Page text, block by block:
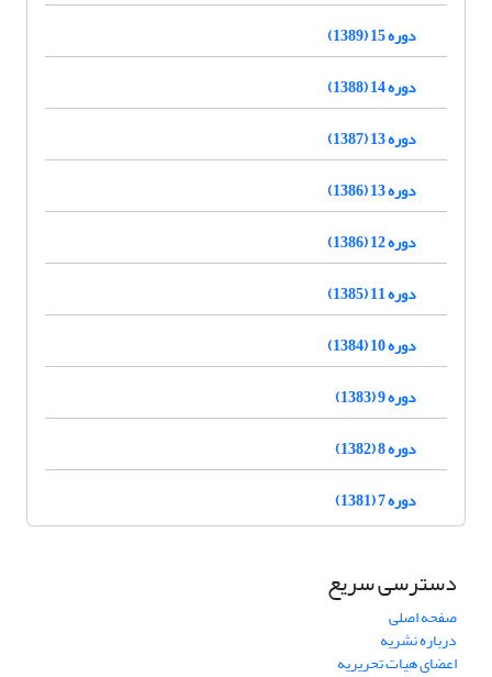
دوره 15 (1389)
دوره 14 (1388)
دوره 13 (1387)
دوره 13 (1386)
دوره 12 (1386)
دوره 11 (1385)
دوره 10 (1384)
دوره 9 (1383)
دوره 8 (1382)
دوره 7 (1381)
دسترسی سریع
صفحه اصلی
درباره نشریه
اعضای هیات تحریریه